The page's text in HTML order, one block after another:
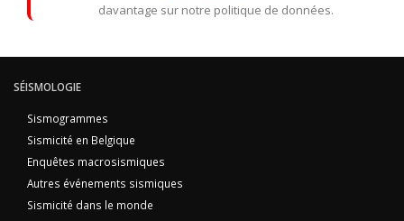
davantage sur notre politique de données.
SÉISMOLOGIE
Sismogrammes
Sismicité en Belgique
Enquêtes macrosismiques
Autres événements sismiques
Sismicité dans le monde